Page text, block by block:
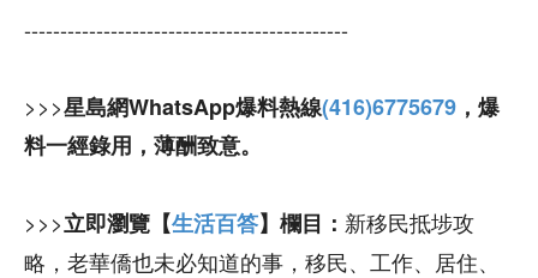
---------------------------------------------
>>>星島網WhatsApp爆料熱線(416)6775679 ，爆
料一經錄用，薄酬致意。
>>>立即瀏覽【生活百答】欄目： 新移民抵埗攻
略，老華僑也未必知道的事，移民、工作、居住、